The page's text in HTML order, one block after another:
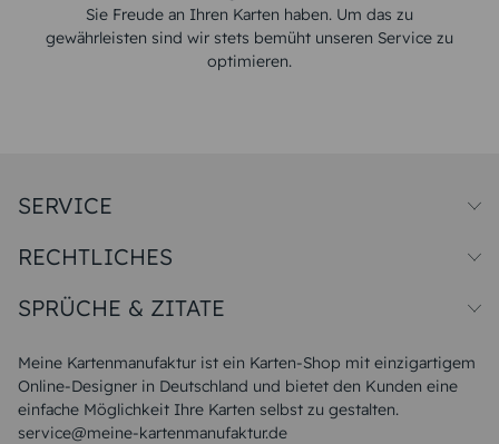
Sie Freude an Ihren Karten haben. Um das zu
gewährleisten sind wir stets bemüht unseren Service zu
optimieren.
Meine Kartenmanufaktur ist ein Karten-Shop mit einzigartigem
Online-Designer in Deutschland und bietet den Kunden eine
einfache Möglichkeit Ihre Karten selbst zu gestalten.
service@meine-kartenmanufaktur.de
SERVICE
Papiersorten
Unsere Produktion
Magazin
FAQ
RECHTLICHES
Widerrufsbelehrung
SPRÜCHE & ZITATE
Liebeskummer Sprüche
Sommer Sprüche
Muttertagssprüche
Sprüche zur Hochzeit